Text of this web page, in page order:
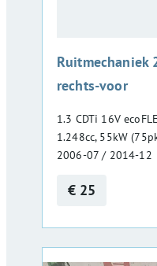
Ruitmechaniek
rechts-voor
1.3 CDTi 16V
1.248cc, 55kW
2006-07 / 2014-12
€ 25